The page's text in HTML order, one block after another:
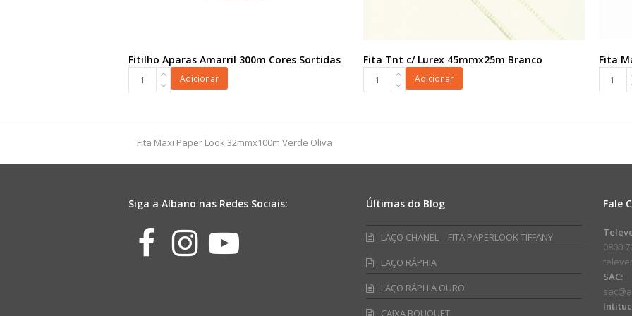
Fitilho Aparas Amarril 300m Cores Sortidas
Sortidas
quantidade
Adicionar
Fita Tnt c/ Lurex 45mmx25m Branco
quantidade
Adicionar
Fita
previous
Fita Maxi Paper Look 32mmx100m Verde Oliva
Siga a Albano nas Redes Sociais:
Facebook
Instagram
Youtube
Últimas do Blog
LAÇO CHANEL – FITA PAPERLOOK TIFFANY
LAÇO RÁPHIA
LAÇO RÁPHIA OURO
CAIXA BOUQUET
Fale
0800
SAC: